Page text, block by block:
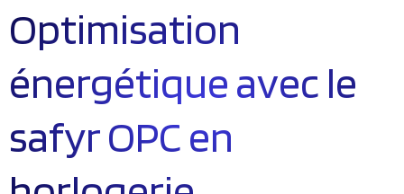
Optimisation
énergétique avec le
safyr OPC en